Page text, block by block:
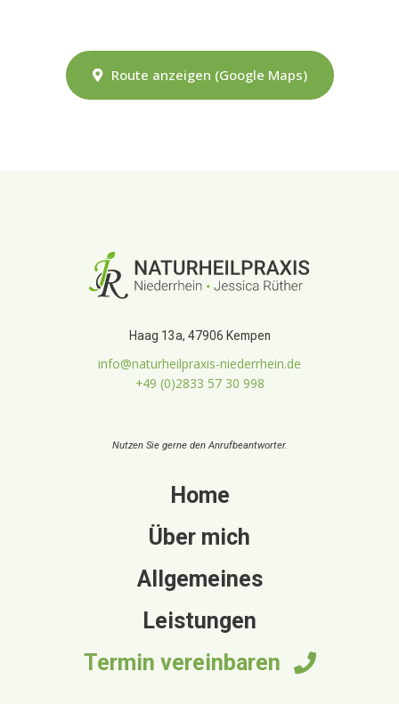
Route anzeigen (Google Maps)
Haag 13a, 47906 Kempen
info@naturheilpraxis-niederrhein.de
+49 (0)2833 57 30 998
Nutzen Sie gerne den Anrufbeantworter.
Home
Über mich
Allgemeines
Leistungen
Termin vereinbaren